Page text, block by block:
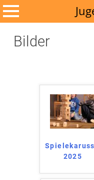
Zum
Inhalt
nach:Bilder
2025